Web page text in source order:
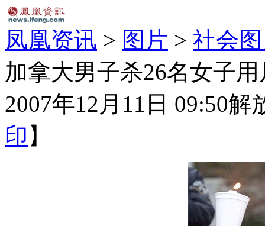
凤凰资讯 > 图片 > 社会
加拿大男子杀26名女子
2007年12月11日 09:50解
印 】